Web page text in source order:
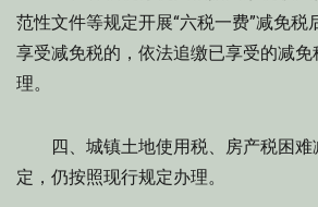
范性文件等规定开展“六税一费”减免税
享受减免税的，依法追缴已享受的减
理。
四、城镇土地使用税、房产税困难
定，仍按照现行规定办理。